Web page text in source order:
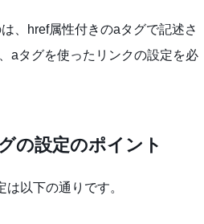
、href属性付きのaタグで記述さ
aタグを使ったリンクの設定を必
の設定のポイント
以下の通りです。